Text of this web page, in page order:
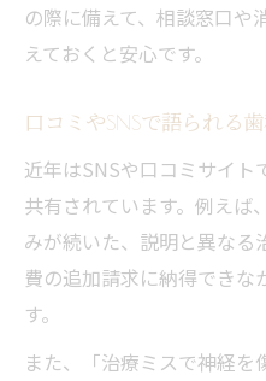
の際に備えて、相談窓口や
えておくと安心です。
口コミやSNSで語られる
近年はSNSや口コミサイト
共有されています。例えば
みが続いた、説明と異なる
費の追加請求に納得できな
す。
また、「治療ミスで神経